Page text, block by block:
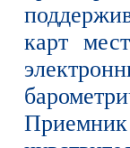
карт